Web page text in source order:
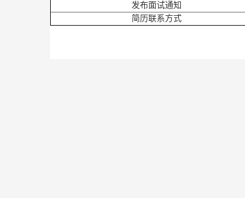
发布面试通知
简历联系方式